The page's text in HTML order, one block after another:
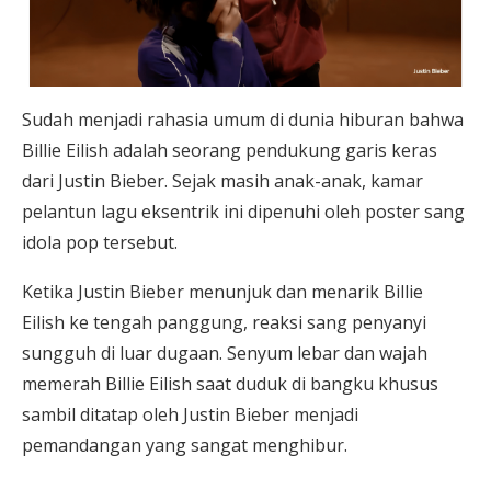
Sudah menjadi rahasia umum di dunia hiburan bahwa
Billie Eilish adalah seorang pendukung garis keras
dari Justin Bieber. Sejak masih anak-anak, kamar
pelantun lagu eksentrik ini dipenuhi oleh poster sang
idola pop tersebut.
Ketika Justin Bieber menunjuk dan menarik Billie
Eilish ke tengah panggung, reaksi sang penyanyi
sungguh di luar dugaan. Senyum lebar dan wajah
memerah Billie Eilish saat duduk di bangku khusus
sambil ditatap oleh Justin Bieber menjadi
pemandangan yang sangat menghibur.